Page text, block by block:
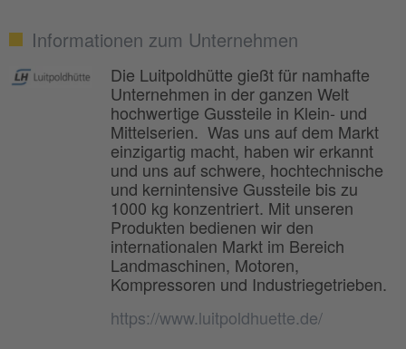
Informationen zum Unternehmen
Die Luitpoldhütte gießt für namhafte
Unternehmen in der ganzen Welt
hochwertige Gussteile in Klein- und
Mittelserien. Was uns auf dem Markt
einzigartig macht, haben wir erkannt
und uns auf schwere, hochtechnische
und kernintensive Gussteile bis zu
1000 kg konzentriert. Mit unseren
Produkten bedienen wir den
internationalen Markt im Bereich
Landmaschinen, Motoren,
Kompressoren und Industriegetrieben.
https://www.luitpoldhuette.de/